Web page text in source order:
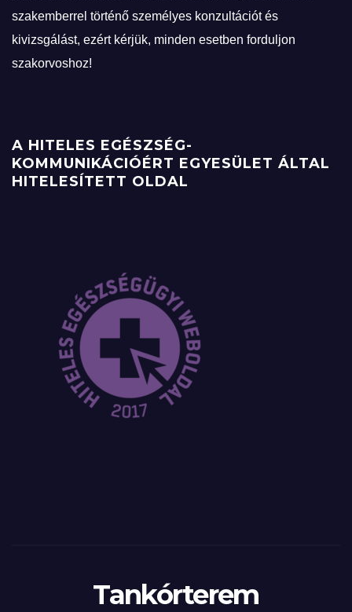
szakemberrel történő személyes konzultációt és
kivizsgálást, ezért kérjük, minden esetben forduljon
szakorvoshoz!
A HITELES EGÉSZSÉG-
KOMMUNIKÁCIÓÉRT EGYESÜLET ÁLTAL
HITELESÍTETT OLDAL
Tankórterem